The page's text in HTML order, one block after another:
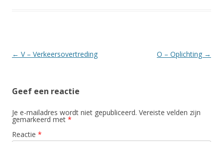
Berichtnavigatie
← V – Verkeersovertreding O – Oplichting →
Geef een reactie
Je e-mailadres wordt niet gepubliceerd. Vereiste velden zijn
gemarkeerd met *
Reactie *